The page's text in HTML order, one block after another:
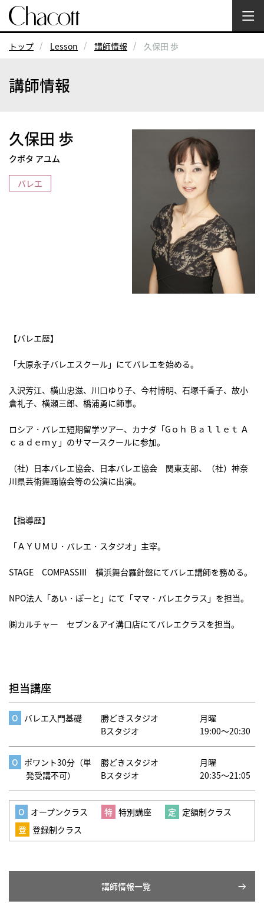
トップ Lesson 講師情報 久保田 歩
講師情報
久保田 歩
クボタ アユム
バレエ
【バレエ歴】
「大原永子バレエスクール」にてバレエを始める。
入沢芳江、横山忠滋、川口ゆり子、今村博明、石塚千香子、故小
倉礼子、横瀬三郎、橋浦勇に師事。
ロシア・バレエ短期留学ツアー、カナダ「Gｏｈ Ｂａｌｌｅｔ Ａ
ｃａｄｅｍｙ」のサマースクールに参加。
（社）日本バレエ協会、日本バレエ協会 関東支部、（社）神奈
川県芸術舞踊協会等の公演に出演。
【指導歴】
「ＡＹＵＭＵ・バレエ・スタジオ」主宰。
STAGE COMPASSⅢ 横浜舞台羅針盤にてバレエ講師を務める。
NPO法人「あい・ぽーと」にて「ママ・バレエクラス」を担当。
㈱カルチャー セブン＆アイ溝口店にてバレエクラスを担当。
担当講座
バレエ入門基礎
勝どきスタジオ
Bスタジオ
月曜
19:00～20:30
ポワント30分（単
発受講不可）
勝どきスタジオ
Bスタジオ
月曜
20:35～21:05
オープンクラス 特別講座
定額制クラス
登録制クラス
講師情報一覧